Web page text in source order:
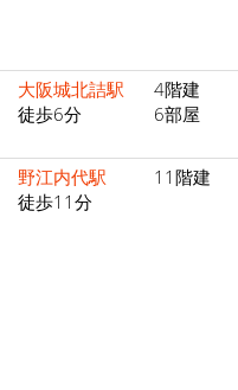
大阪城北詰駅
徒歩6分
4階建
6部屋
野江内代駅
徒歩11分
11階建